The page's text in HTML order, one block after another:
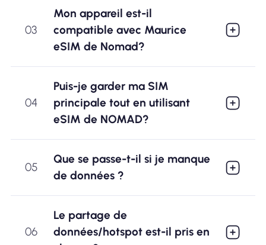
03
Mon appareil est-il
compatible avec Maurice
eSIM de Nomad?
04
Puis-je garder ma SIM
principale tout en utilisant
eSIM de NOMAD?
05
Que se passe-t-il si je manque
de données ?
06
Le partage de
données/hotspot est-il pris en